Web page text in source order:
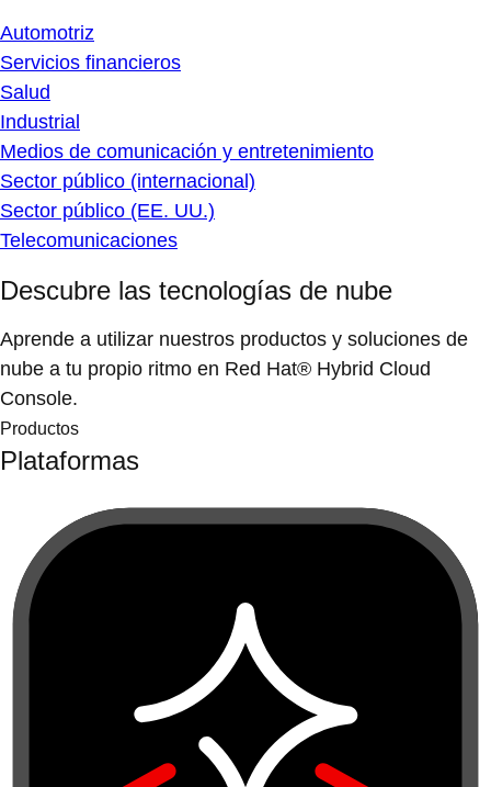
Automotriz
Servicios financieros
Salud
Industrial
Medios de comunicación y entretenimiento
Sector público (internacional)
Sector público (EE. UU.)
Telecomunicaciones
Descubre las tecnologías de nube
Aprende a utilizar nuestros productos y soluciones de
nube a tu propio ritmo en Red Hat® Hybrid Cloud
Console.
Productos
Plataformas